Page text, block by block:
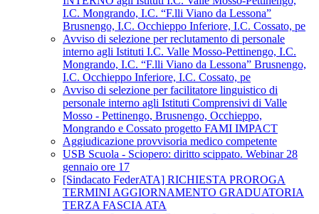
I.C. Mongrando, I.C. “F.lli Viano da Lessona”
Brusnengo, I.C. Occhieppo Inferiore, I.C. Cossato, pe
Avviso di selezione per reclutamento di personale
interno agli Istituti I.C. Valle Mosso-Pettinengo, I.C.
Mongrando, I.C. “F.lli Viano da Lessona” Brusnengo,
I.C. Occhieppo Inferiore, I.C. Cossato, pe
Avviso di selezione per facilitatore linguistico di
personale interno agli Istituti Comprensivi di Valle
Mosso - Pettinengo, Brusnengo, Occhieppo,
Mongrando e Cossato progetto FAMI IMPACT
Aggiudicazione provvisoria medico competente
USB Scuola - Sciopero: diritto scippato. Webinar 28
gennaio ore 17
[Sindacato FederATA] RICHIESTA PROROGA
TERMINI AGGIORNAMENTO GRADUATORIA
TERZA FASCIA ATA